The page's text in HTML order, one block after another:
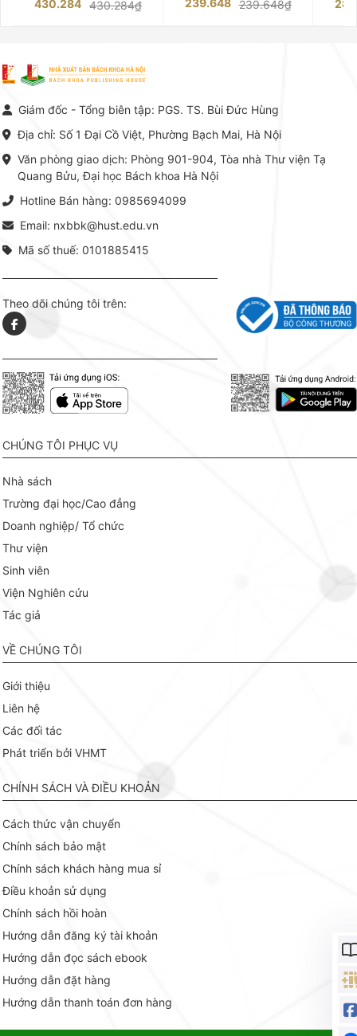
Phạm Luận là một trong những
vực Hóa học phân tích tại Việt
Nam hiện nay. Bộ sách mang
đến một hệ thống tri thức hoàn
thuật thực hành -> Ứng dụng
khoa Hà Nội ấn hành cả hai
430.284 430.284₫
giàu kinh nghiệm trong lĩnh vực
239.648₫
tế và
lý. Các
Giám đốc - Tổng biên tập: PGS. TS. Bùi Đức Hùng
Địa chỉ: Số 1 Đại Cồ Việt, Phường Bạch Mai, Hà Nội
Văn phòng giao dịch: Phòng 901-904, Tòa nhà Thư viện Tạ
Quang Bửu, Đại học Bách khoa Hà Nội
Hotline Bán hàng: 0985694099
Email: nxbbk@hust.edu.vn
Mã số thuế: 0101885415
Theo dõi chúng tôi trên:
CHÚNG TÔI PHỤC VỤ
Nhà sách
Trường đại học/Cao đẳng
Doanh nghiệp/ Tổ chức
Thư viện
Sinh viên
Viện Nghiên cứu
Tác giả
VỀ CHÚNG TÔI
Giới thiệu
Liên hệ
Các đối tác
Phát triển bởi VHMT
CHÍNH SÁCH VÀ ĐIỀU KHOẢN
Cách thức vận chuyển
Chính sách bảo mật
Chính sách khách hàng mua sỉ
Điều khoản sử dụng
Chính sách hồi hoàn
Hướng dẫn đăng ký tài khoản
Hướng dẫn đọc sách ebook
Hướng dẫn đặt hàng
Hướng dẫn thanh toán đơn hàng